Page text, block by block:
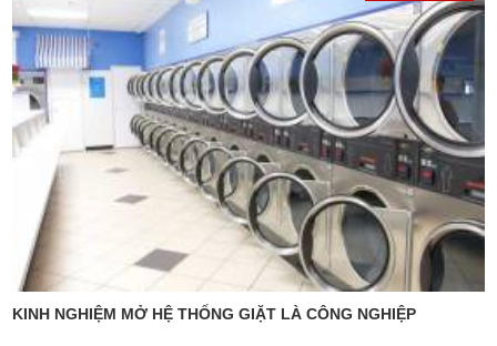
KINH NGHIỆM MỞ HỆ THỐNG GIẶT LÀ CÔNG NGHIỆP